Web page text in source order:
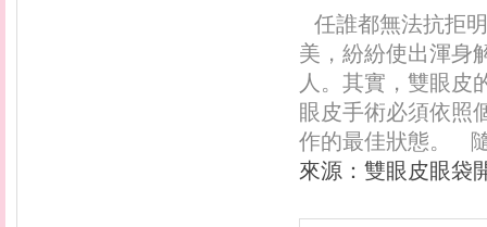
任誰都無法抗拒
美，紛紛使出渾身
人。其實，雙眼皮
眼皮手術必須依照
作的最佳狀態。 隨
來源： 雙眼皮眼袋